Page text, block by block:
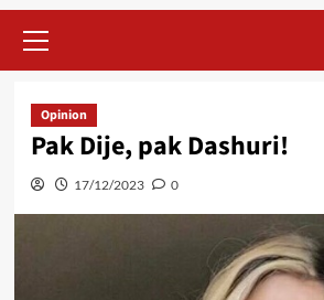
Menu
Opinion
Pak Dije, pak Dashuri!
17/12/2023 0